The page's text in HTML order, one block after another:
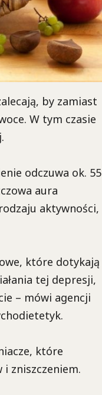
by zamiast
W tym czasie
odczuwa ok. 55
aura
aktywności,
które dotykają
tej depresji,
– mówi agencji
które
zniszczeniem.